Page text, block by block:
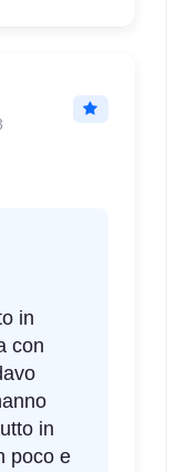
in
con
in
poco e